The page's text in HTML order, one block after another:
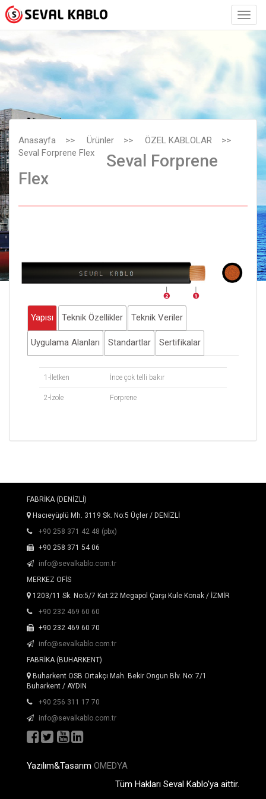
Anasayfa >> Ürünler >> ÖZEL KABLOLAR >>
Seval Forprene Flex
Seval Forprene
Flex
Yapısı Teknik Özellikler Teknik Veriler
Uygulama Alanları Standartlar Sertifikalar
1-İletken İnce çok telli bakır
2-İzole Forprene
FABRİKA (DENİZLİ)
Hacıeyüplü Mh. 3119 Sk. No:5 Üçler / DENİZLİ
+90 258 371 42 48 (pbx)
+90 258 371 54 06
info@sevalkablo.com.tr
MERKEZ OFİS
1203/11 Sk. No:5/7 Kat:22 Megapol Çarşı Kule Konak / İZMİR
+90 232 469 60 60
+90 232 469 60 70
info@sevalkablo.com.tr
FABRİKA (BUHARKENT)
Buharkent OSB Ortakçı Mah. Bekir Ongun Blv. No: 7/1
Buharkent / AYDIN
+90 256 311 17 70
info@sevalkablo.com.tr
Yazılım&Tasarım OMEDYA
Tüm Hakları Seval Kablo'ya aittir.